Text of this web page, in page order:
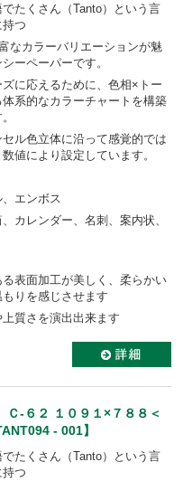
たくさん（Tanto）という言
つ
なカラーバリエーションが魅
ーペーパーです。
ズに応えるために、色相×トー
体系的なカラーチャートを構築
ル色立体に沿って感覚的では
値により設定しています。
エンボス
カレンダー、名刺、案内状、
る表面加工が美しく、柔らかい
りを感じさせます
上質さを演出出来ます
-６２ １０９１×７８８＜
- 001】
たくさん（Tanto）という言
つ